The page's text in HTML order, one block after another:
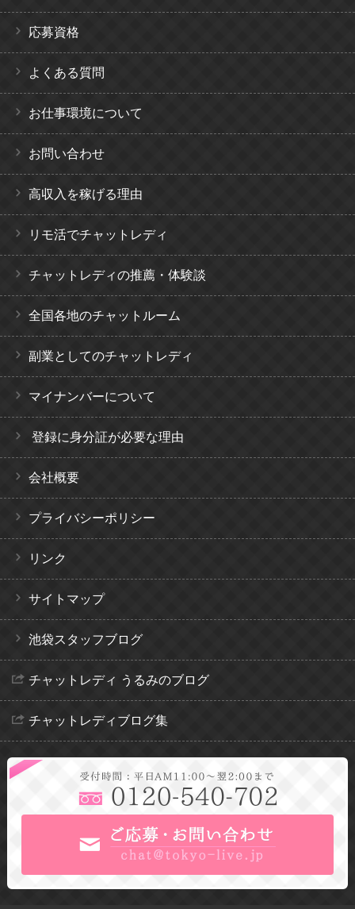
応募資格
よくある質問
お仕事環境について
お問い合わせ
高収入を稼げる理由
リモ活でチャットレディ
チャットレディの推薦・体験談
全国各地のチャットルーム
副業としてのチャットレディ
マイナンバーについて
登録に身分証が必要な理由
会社概要
プライバシーポリシー
リンク
サイトマップ
池袋スタッフブログ
チャットレディ うるみのブログ
チャットレディブログ集